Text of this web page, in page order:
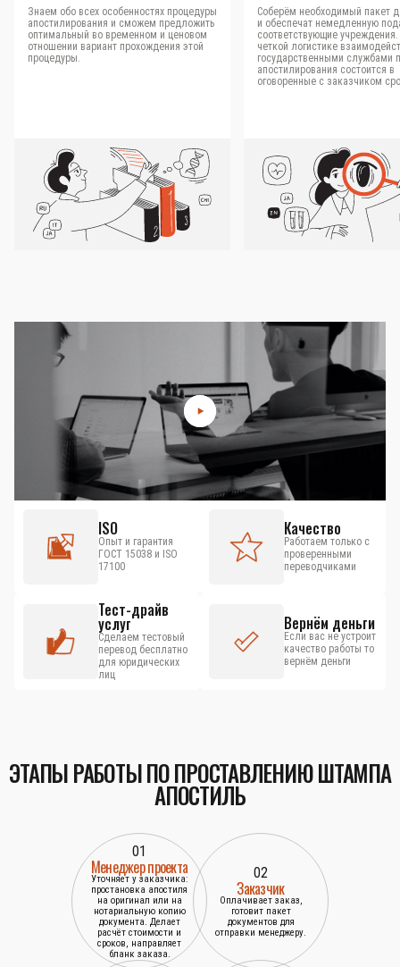
Знаем обо всех особенностях процедуры
апостилирования и сможем предложить
оптимальный во временном и ценовом
отношении вариант прохождения этой
процедуры.
Соберём необходимый пакет
и обеспечат немедленную
соответствующие
четкой логистике
государственными службами
апостилирования состоится в
оговоренные с заказчиком
ISO
Опыт и гарантия
ГОСТ 15038 и ISO
17100
Качество
Работаем только с
проверенными
переводчиками
Тест-драйв
услуг
Сделаем тестовый
перевод бесплатно
для юридических
лиц
Вернём деньги
Если вас не устроит
качество работы то
вернём деньги
ЭТАПЫ РАБОТЫ ПО ПРОСТАВЛЕНИЮ ШТАМПА
АПОСТИЛЬ
01
Менеджер проекта
Уточняет у заказчика:
простановка апостиля
на оригинал или на
нотариальную копию
документа. Делает
расчёт стоимости и
сроков, направляет
бланк заказа.
02
Заказчик
Оплачивает заказ,
готовит пакет
документов для
отправки менеджеру.